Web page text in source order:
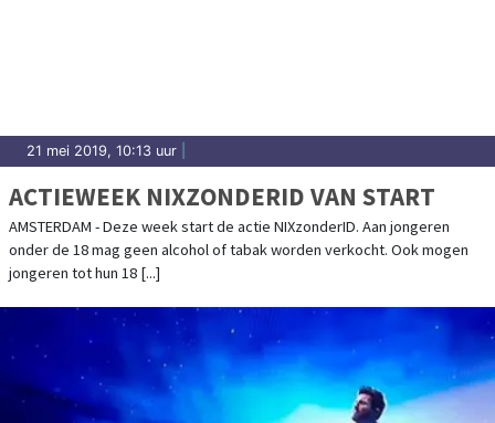
21 mei 2019, 10:13 uur
ACTIEWEEK NIXZONDERID VAN START
AMSTERDAM - Deze week start de actie NIXzonderID. Aan jongeren
onder de 18 mag geen alcohol of tabak worden verkocht. Ook mogen
jongeren tot hun 18 [...]